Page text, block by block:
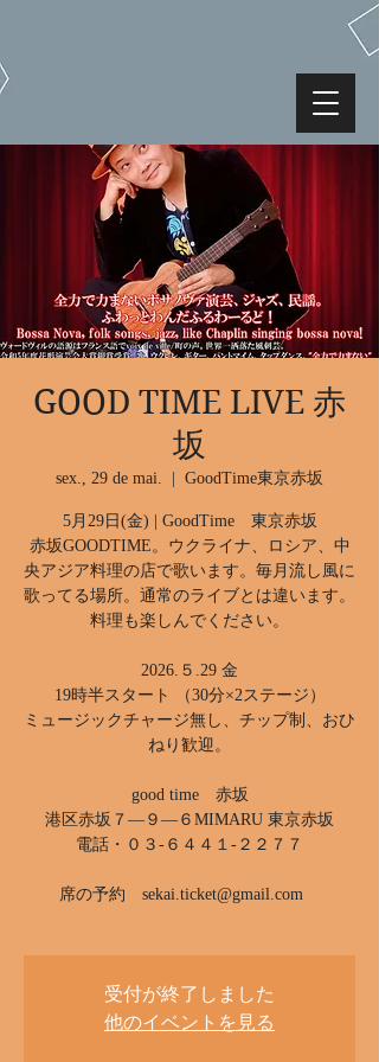
GOOD TIME LIVE 赤
坂
sex., 29 de mai. GoodTime東京赤坂
5月29日(金) | GoodTime 東京赤坂
赤坂GOODTIME。ウクライナ、ロシア、中
央アジア料理の店で歌います。毎月流し風に
歌ってる場所。通常のライブとは違います。
料理も楽しんでください。
2026.５.29 金
19時半スタート （30分×2ステージ）
ミュージックチャージ無し、チップ制、おひ
ねり歓迎。
good time 赤坂
港区赤坂７―９―６MIMARU 東京赤坂
電話・０３-６４４１-２２７７
席の予約 sekai.ticket@gmail.com
受付が終了しました
他のイベントを見る